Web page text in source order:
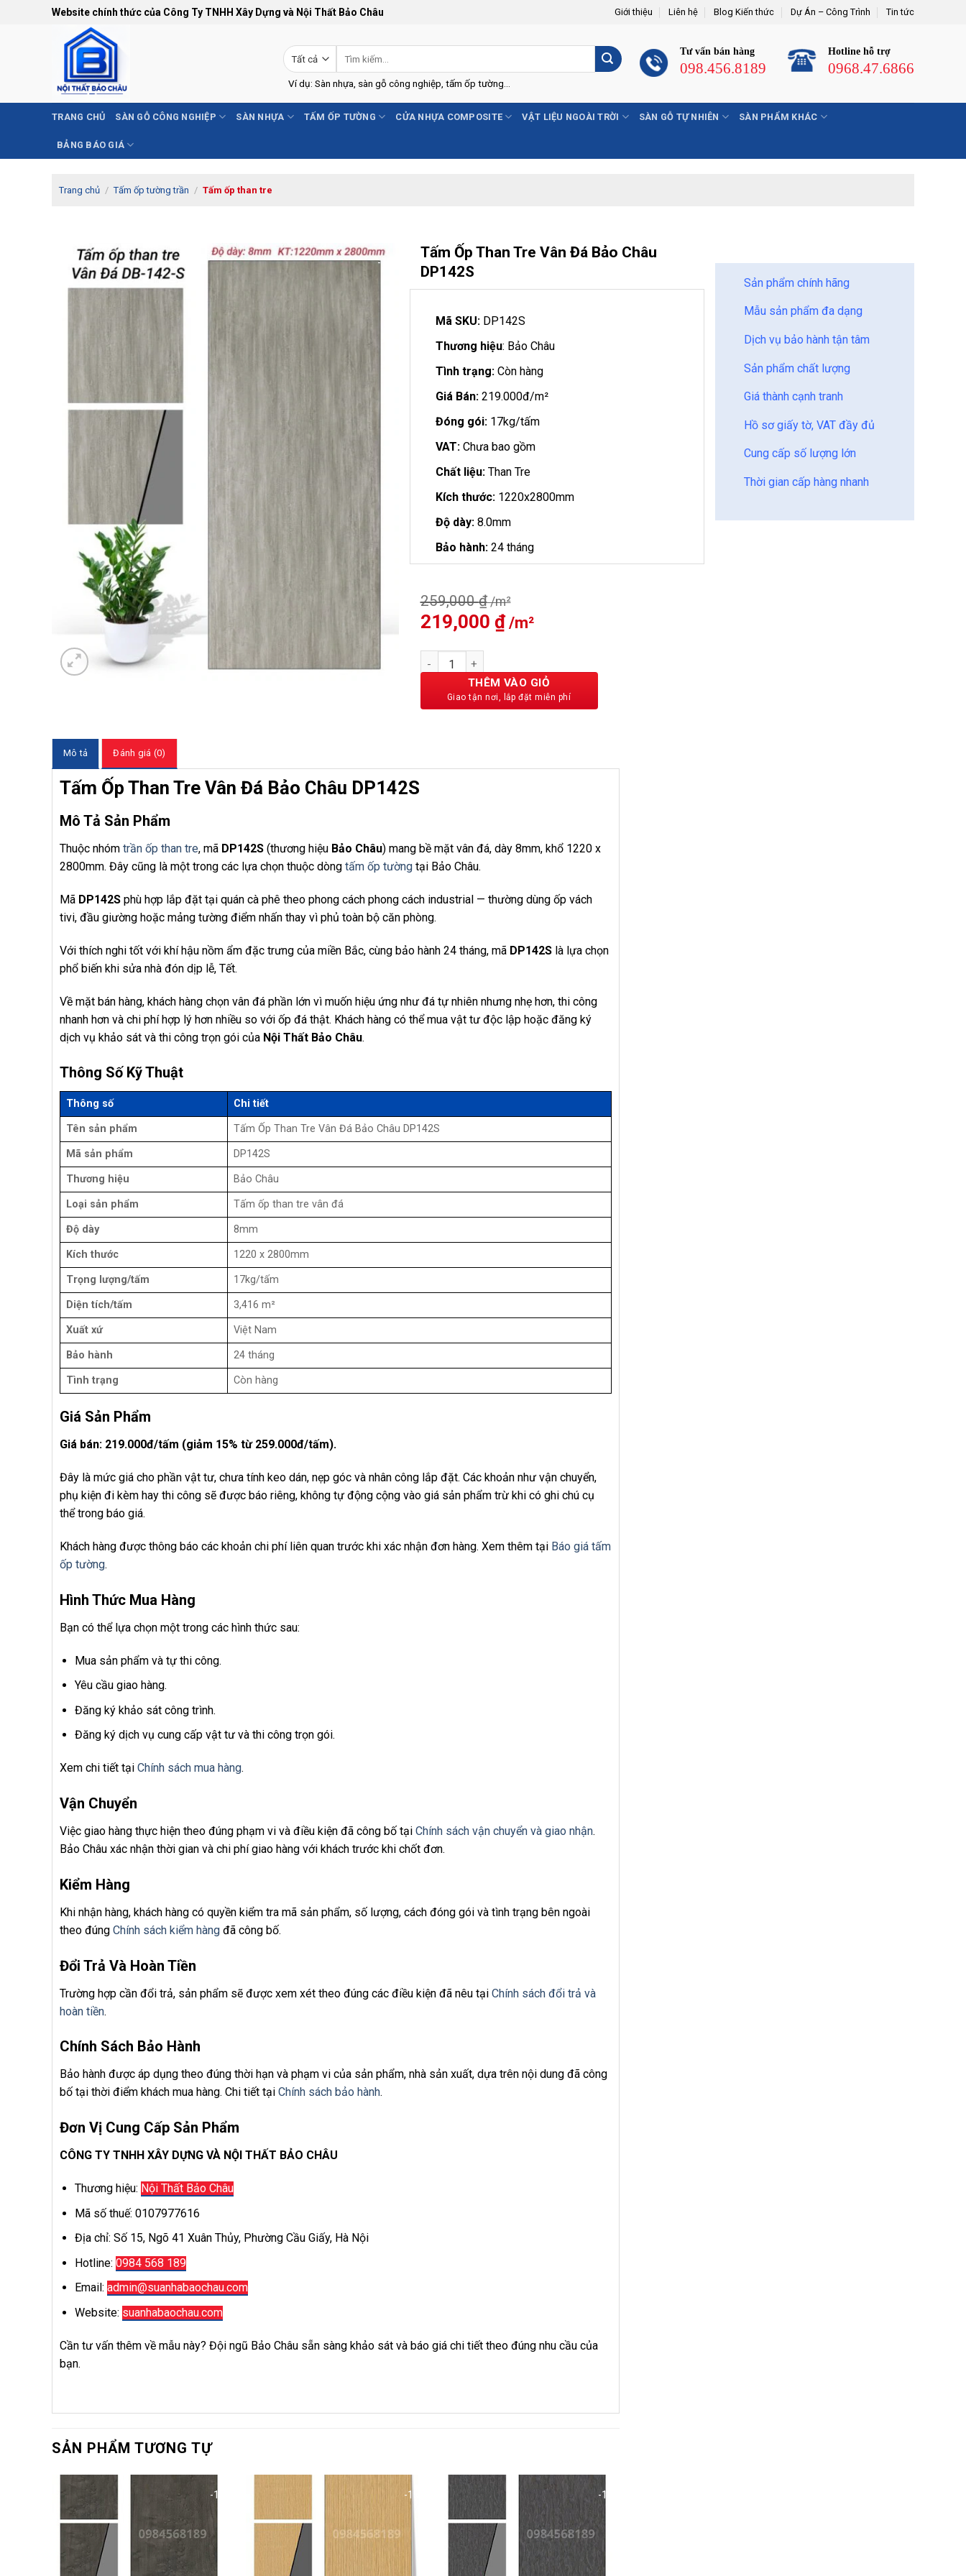
Website chính thức của Công Ty TNHH Xây Dựng và Nội Thất Bảo Châu Giới thiệu Liên hệ Blog Kiến thức Dự Án – Công Trình Tin tức
kiếm:
Ví dụ: Sàn nhựa, sàn gỗ công nghiệp, tấm ốp tường...
Tư vấn bán hàng
098.456.8189
Hotline hỗ trợ
0968.47.6866
TRANG CHỦ SÀN GỖ CÔNG NGHIỆP SÀN NHỰA TẤM ỐP TƯỜNG CỬA NHỰA COMPOSITE VẬT LIỆU NGOÀI TRỜI SÀN GỖ TỰ NHIÊN SÀN PHẨM KHÁC
BẢNG BÁO GIÁ
Trang chủ / Tấm ốp tường trần / Tấm ốp than tre
-15%
Tấm Ốp Than Tre Vân Đá Bảo Châu
DP142S
Mã SKU:DP142S
Thương hiệu: Bảo Châu
Tình trạng:Còn hàng
Giá Bán:219.000đ/m²
Đóng gói:17kg/tấm
VAT:Chưa bao gồm
Chất liệu:Than Tre
Kích thước:1220x2800mm
Độ dày:8.0mm
Bảo hành:24 tháng
259,000₫
Giá
gốc
là:
259,000 ₫.
219,000 ₫
Giá
219,000 ₫.
Tấm Ốp Than Tre Vân Đá Bảo Châu DP142S số lượng
THÊM VÀO GIỎ
Sản phẩm chính hãng
Mẫu sản phẩm đa dạng
Dịch vụ bảo hành tận tâm
Sản phẩm chất lượng
Giá thành cạnh tranh
Hồ sơ giấy tờ, VAT đầy đủ
Cung cấp số lượng lớn
Thời gian cấp hàng nhanh
Mô tả Đánh giá (0)
Tấm Ốp Than Tre Vân Đá Bảo Châu DP142S
Mô Tả Sản Phẩm
Thuộc nhóm trần ốp than tre, mã DP142S (thương hiệu Bảo Châu) mang bề mặt vân đá, dày 8mm, khổ 1220 x
2800mm. Đây cũng là một trong các lựa chọn thuộc dòng tấm ốp tường tại Bảo Châu.
Mã DP142S phù hợp lắp đặt tại quán cà phê theo phong cách phong cách industrial — thường dùng ốp vách
tivi, đầu giường hoặc mảng tường điểm nhấn thay vì phủ toàn bộ căn phòng.
Với thích nghi tốt với khí hậu nồm ẩm đặc trưng của miền Bắc, cùng bảo hành 24 tháng, mã DP142S là lựa chọn
phổ biến khi sửa nhà đón dịp lễ, Tết.
Về mặt bán hàng, khách hàng chọn vân đá phần lớn vì muốn hiệu ứng như đá tự nhiên nhưng nhẹ hơn, thi công
nhanh hơn và chi phí hợp lý hơn nhiều so với ốp đá thật. Khách hàng có thể mua vật tư độc lập hoặc đăng ký
dịch vụ khảo sát và thi công trọn gói của Nội Thất Bảo Châu.
Thông Số Kỹ Thuật
Thông số Chi tiết
Tên sản phẩm Tấm Ốp Than Tre Vân Đá Bảo Châu DP142S
Mã sản phẩm DP142S
Thương hiệu Bảo Châu
Loại sản phẩm Tấm ốp than tre vân đá
Độ dày 8mm
Kích thước 1220 x 2800mm
Trọng lượng/tấm 17kg/tấm
Diện tích/tấm 3,416 m²
Xuất xứ Việt Nam
Bảo hành 24 tháng
Tình trạng Còn hàng
Giá Sản Phẩm
Giá bán: 219.000đ/tấm (giảm 15% từ 259.000đ/tấm).
Đây là mức giá cho phần vật tư, chưa tính keo dán, nẹp góc và nhân công lắp đặt. Các khoản như vận chuyển,
phụ kiện đi kèm hay thi công sẽ được báo riêng, không tự động cộng vào giá sản phẩm trừ khi có ghi chú cụ
thể trong báo giá.
Khách hàng được thông báo các khoản chi phí liên quan trước khi xác nhận đơn hàng. Xem thêm tại Báo giá tấm
ốp tường.
Hình Thức Mua Hàng
Bạn có thể lựa chọn một trong các hình thức sau:
Mua sản phẩm và tự thi công.
Yêu cầu giao hàng.
Đăng ký khảo sát công trình.
Đăng ký dịch vụ cung cấp vật tư và thi công trọn gói.
Xem chi tiết tại Chính sách mua hàng.
Vận Chuyển
Việc giao hàng thực hiện theo đúng phạm vi và điều kiện đã công bố tại Chính sách vận chuyển và giao nhận.
Bảo Châu xác nhận thời gian và chi phí giao hàng với khách trước khi chốt đơn.
Kiểm Hàng
Khi nhận hàng, khách hàng có quyền kiểm tra mã sản phẩm, số lượng, cách đóng gói và tình trạng bên ngoài
theo đúng Chính sách kiểm hàng đã công bố.
Đổi Trả Và Hoàn Tiền
Trường hợp cần đổi trả, sản phẩm sẽ được xem xét theo đúng các điều kiện đã nêu tại Chính sách đổi trả và
hoàn tiền.
Chính Sách Bảo Hành
Bảo hành được áp dụng theo đúng thời hạn và phạm vi của sản phẩm, nhà sản xuất, dựa trên nội dung đã công
bố tại thời điểm khách mua hàng. Chi tiết tại Chính sách bảo hành.
Đơn Vị Cung Cấp Sản Phẩm
CÔNG TY TNHH XÂY DỰNG VÀ NỘI THẤT BẢO CHÂU
Thương hiệu: Nội Thất Bảo Châu
Mã số thuế: 0107977616
Địa chỉ: Số 15, Ngõ 41 Xuân Thủy, Phường Cầu Giấy, Hà Nội
Hotline: 0984 568 189
Email: admin@suanhabaochau.com
Website: suanhabaochau.com
Cần tư vấn thêm về mẫu này? Đội ngũ Bảo Châu sẵn sàng khảo sát và báo giá chi tiết theo đúng nhu cầu của
bạn.
SẢN PHẨM TƯƠNG TỰ
-15% -15% -15%